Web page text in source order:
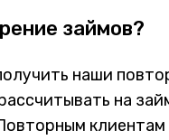
займов?
наши
на